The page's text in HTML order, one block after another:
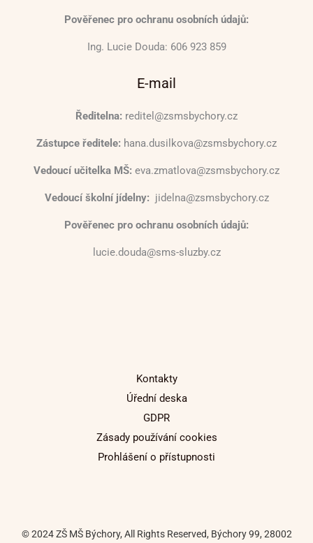
Pověřenec pro ochranu osobních údajů:
Ing. Lucie Douda: 606 923 859
E-mail
Ředitelna: reditel@zsmsbychory.cz
Zástupce ředitele: hana.dusilkova@zsmsbychory.cz
Vedoucí učitelka MŠ: eva.zmatlova@zsmsbychory.cz
Vedoucí školní jídelny: jidelna@zsmsbychory.cz
Pověřenec pro ochranu osobních údajů:
lucie.douda@sms-sluzby.cz
Kontakty
Úřední deska
GDPR
Zásady používání cookies
Prohlášení o přístupnosti
© 2024 ZŠ MŠ Býchory, All Rights Reserved, Býchory 99, 28002